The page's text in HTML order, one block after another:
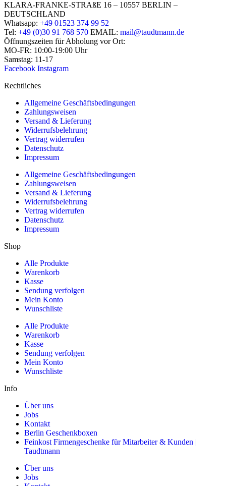
KLARA-FRANKE-STRAßE 16 – 10557 BERLIN –
DEUTSCHLAND
Whatsapp: +49 01523 374 99 52
Tel: +49 (0)30 91 768 570 EMAIL: mail@taudtmann.de
Öffnungszeiten für Abholung vor Ort:
MO-FR: 10:00-19:00 Uhr
Samstag: 11-17
Facebook Instagram
Rechtliches
Allgemeine Geschäftsbedingungen
Zahlungsweisen
Versand & Lieferung
Widerrufsbelehrung
Vertrag widerrufen
Datenschutz
Impressum
Allgemeine Geschäftsbedingungen
Zahlungsweisen
Versand & Lieferung
Widerrufsbelehrung
Vertrag widerrufen
Datenschutz
Impressum
Shop
Alle Produkte
Warenkorb
Kasse
Sendung verfolgen
Mein Konto
Wunschliste
Alle Produkte
Warenkorb
Kasse
Sendung verfolgen
Mein Konto
Wunschliste
Info
Über uns
Jobs
Kontakt
Berlin Geschenkboxen
Feinkost Firmengeschenke für Mitarbeiter & Kunden |
Taudtmann
Über uns
Jobs